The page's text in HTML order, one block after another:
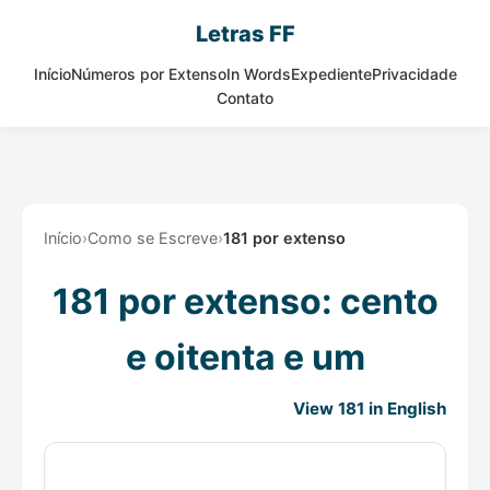
Letras FF
InícioNúmeros por ExtensoIn WordsExpedientePrivacidade
Contato
Início›Como se Escreve›181 por extenso
181 por extenso: cento
e oitenta e um
View 181 in English